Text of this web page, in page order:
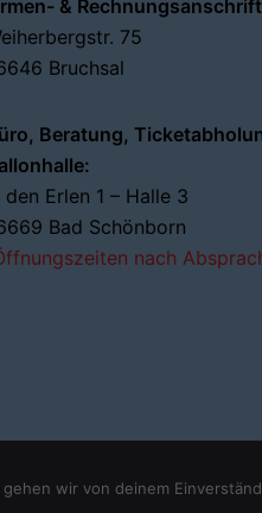
&
75
Bruchsal
Beratung,
den Erlen 1 – Halle 3
Bad Schönborn
nach
wir von deinem